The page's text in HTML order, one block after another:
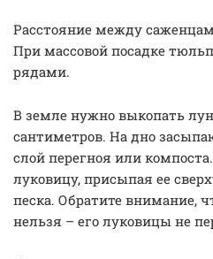
Расстояние между
При массовой посадке
рядами.
В земле нужно выкопать
сантиметров. На дно
слой перегноя или
луковицу, присыпая ее
песка. Обратите внимание,
нельзя – его луковицы не